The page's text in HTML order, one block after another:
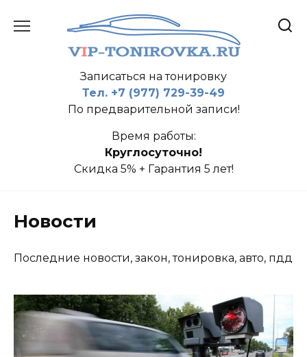
Записаться на тонировку
Тел. +7 (977) 729-39-49
По предварительной записи!
Время работы:
Круглосуточно!
Скидка 5% + Гарантия 5 лет!
Новости
Последние новости, закон, тонировка, авто, пдд